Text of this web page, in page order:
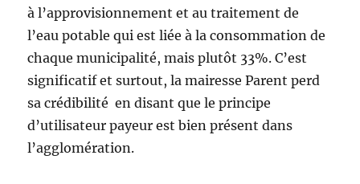
à l’approvisionnement et au traitement de
l’eau potable qui est liée à la consommation de
chaque municipalité, mais plutôt 33%. C’est
significatif et surtout, la mairesse Parent perd
sa crédibilité en disant que le principe
d’utilisateur payeur est bien présent dans
l’agglomération.